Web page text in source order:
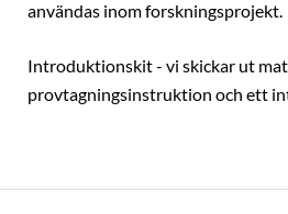
användas inom forskningsprojekt.
Introduktionskit - vi skickar ut
provtagningsinstruktion och ett